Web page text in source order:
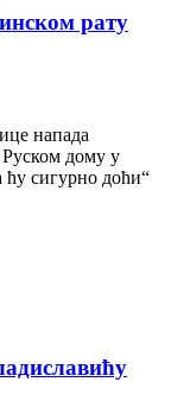
рату
напада
дому у
ћу сигурно доћи“